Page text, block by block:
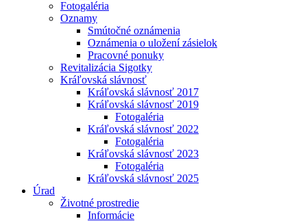
Fotogaléria
Oznamy
Smútočné oznámenia
Oznámenia o uložení zásielok
Pracovné ponuky
Revitalizácia Sigotky
Kráľovská slávnosť
Kráľovská slávnosť 2017
Kráľovská slávnosť 2019
Fotogaléria
Kráľovská slávnosť 2022
Fotogaléria
Kráľovská slávnosť 2023
Fotogaléria
Kráľovská slávnosť 2025
Úrad
Životné prostredie
Informácie